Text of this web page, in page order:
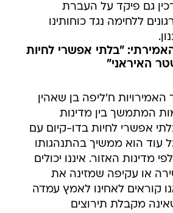
גם פיקד על העברת
ללחימה נגד כוחותינו
"בלתי אפשרי לחיות
האיראני"
ח'ליפה בן שאהין
המתמשך בין מדינות
אפשרי לחיות בדו-קיום עם
עוד הוא ממשיך בהתנהגותו
מדינות האזור. איננו יכולים
או עקיפה שמזינה את
קוראים לאחינו לאמץ עמדה
מקבלת תירוצים